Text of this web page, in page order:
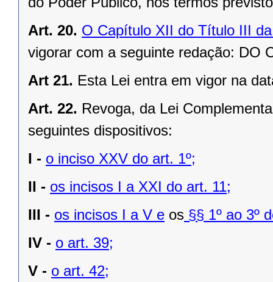
Art. 20. O Capítulo XII do Título III
vigorar com a seguinte redação: DO
Art 21. Esta Lei entra em vigor na
Art. 22. Revoga, da Lei
seguintes dispositivos:
I - o inciso XXV do art. 1º;
II - os incisos I a XXI do art. 11;
III - os incisos I a V e os §§ 1º ao 3º
IV - o art. 39;
V - o art. 42;